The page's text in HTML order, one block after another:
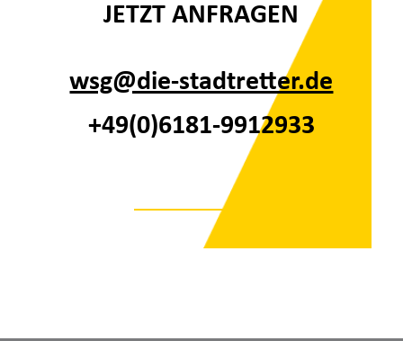
JETZT ANFRAGEN
wsg@die-stadtretter.de
+49(0)6181-9912933